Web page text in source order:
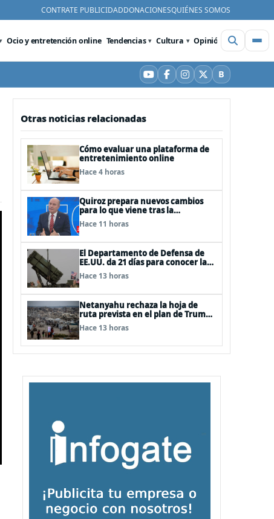
CONTRATE PUBLICIDADDONACIONESQUIÉNES SOMOS
Ocio y entretención online Tendencias Cultura Opinión Videos
YouTube
Facebook
Instagram
X BBluesky
Otras noticias relacionadas
Cómo evaluar una plataforma de
entretenimiento online
Hace 4 horas
Quiroz prepara nuevos cambios
para lo que viene tras la
Megarreforma: “Este es el fin del
comienzo”
Hace 11 horas
El Departamento de Defensa de
EE.UU. da 21 días para conocer la
producción y entrega de
armamentos
Hace 13 horas
Netanyahu rechaza la hoja de
ruta prevista en el plan de Trump
para Gaza
Hace 13 horas